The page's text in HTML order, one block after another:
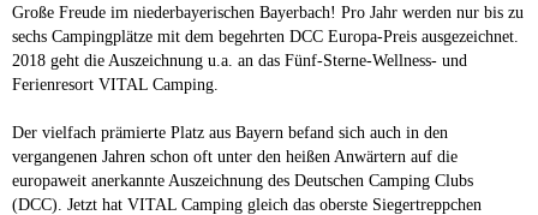
Große Freude im niederbayerischen Bayerbach! Pro Jahr werden nur bis zu
sechs Campingplätze mit dem begehrten DCC Europa-Preis ausgezeichnet.
2018 geht die Auszeichnung u.a. an das Fünf-Sterne-Wellness- und
Ferienresort VITAL Camping.
Der vielfach prämierte Platz aus Bayern befand sich auch in den
vergangenen Jahren schon oft unter den heißen Anwärtern auf die
europaweit anerkannte Auszeichnung des Deutschen Camping Clubs
(DCC). Jetzt hat VITAL Camping gleich das oberste Siegertreppchen